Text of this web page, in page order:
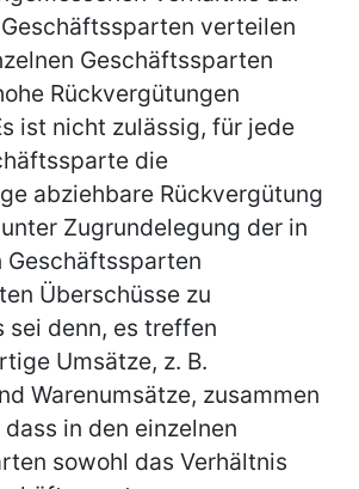
verteilen
Geschäftssparten
Rückvergütungen
ist nicht zulässig, für jede
die
abziehbare Rückvergütung
Zugrundelegung der in
Geschäftssparten
Überschüsse zu
sei denn, es treffen
Umsätze, z. B.
Warenumsätze, zusammen
in den einzelnen
sowohl das Verhältnis